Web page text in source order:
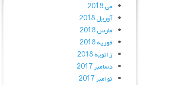
می 2018
آوریل 2018
مارس 2018
فوریه 2018
ژانویه 2018
دسامبر 2017
نوامبر 2017